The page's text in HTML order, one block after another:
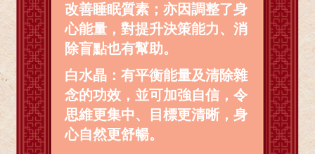
改善睡眠質素；亦因調整了身
心能量，對提升決策能力、消
除盲點也有幫助。
白水晶：有平衡能量及清除雜
念的功效，並可加強自信，令
思維更集中、目標更清晰，身
心自然更舒暢。